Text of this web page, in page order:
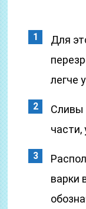
Для
легче
Сливы
части,
варки